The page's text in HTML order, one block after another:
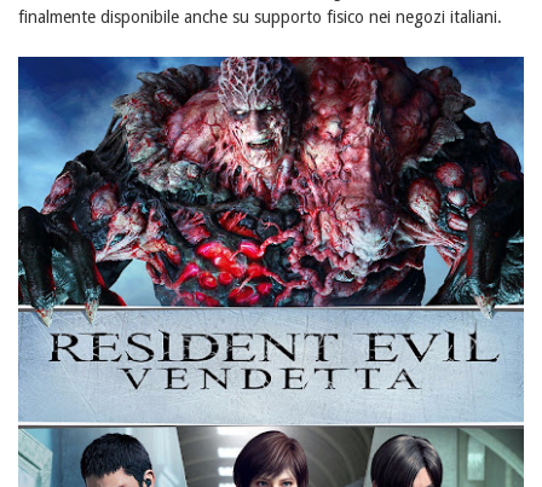
finalmente disponibile anche su supporto fisico nei negozi italiani.